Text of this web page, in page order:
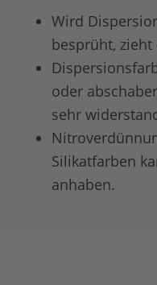
Wird
besprüht, zieht
oder
sehr
Silikatfarben
anhaben.